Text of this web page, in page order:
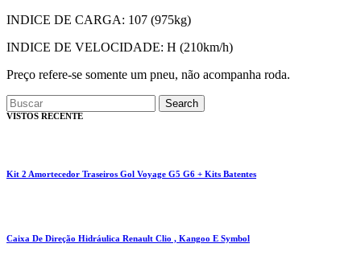
INDICE DE CARGA: 107 (975kg)
INDICE DE VELOCIDADE: H (210km/h)
Preço refere-se somente um pneu, não acompanha roda.
Search
VISTOS RECENTE
Kit 2 Amortecedor Traseiros Gol Voyage G5 G6 + Kits Batentes
Caixa De Direção Hidráulica Renault Clio , Kangoo E Symbol